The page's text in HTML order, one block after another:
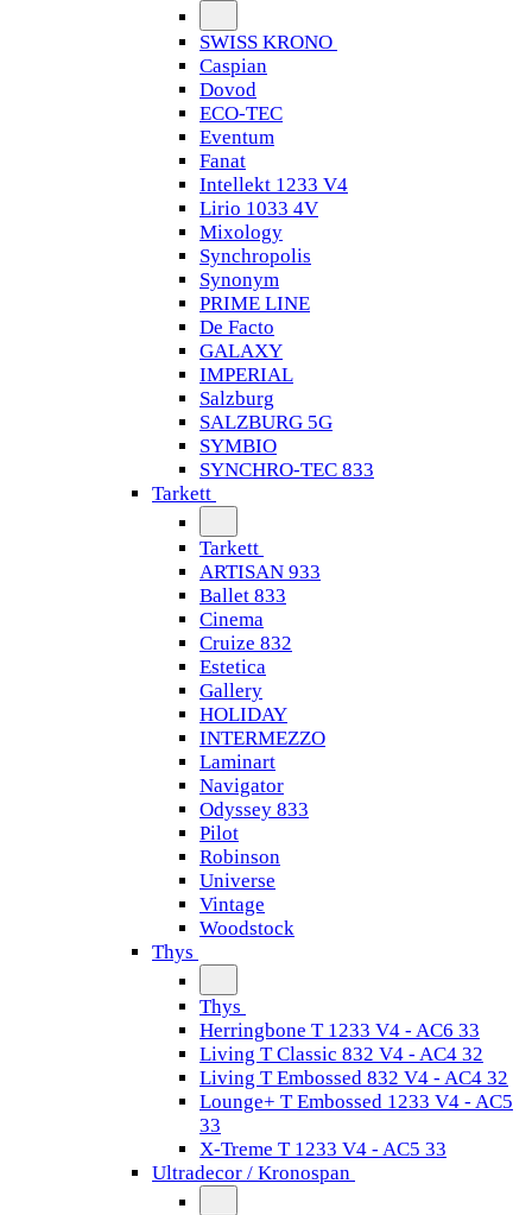
SWISS KRONO
Caspian
Dovod
ECO-TEC
Eventum
Fanat
Intellekt 1233 V4
Lirio 1033 4V
Mixology
Synchropolis
Synonym
PRIME LINE
De Facto
GALAXY
IMPERIAL
Salzburg
SALZBURG 5G
SYMBIO
SYNCHRO-TEC 833
Tarkett
Tarkett
ARTISAN 933
Ballet 833
Cinema
Cruize 832
Estetica
Gallery
HOLIDAY
INTERMEZZO
Laminart
Navigator
Odyssey 833
Pilot
Robinson
Universe
Vintage
Woodstock
Thys
Thys
Herringbone T 1233 V4 - AC6 33
Living T Classic 832 V4 - AC4 32
Living T Embossed 832 V4 - AC4 32
Lounge+ T Embossed 1233 V4 - AC5
33
X-Treme T 1233 V4 - AC5 33
Ultradecor / Kronospan